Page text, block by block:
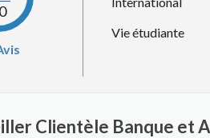
Vie étudiante
Clientèle Banque et